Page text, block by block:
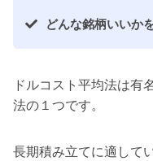
どんな銘柄いいか
ドルコスト平均法は有
法の１つです。
長期積み立てに適して